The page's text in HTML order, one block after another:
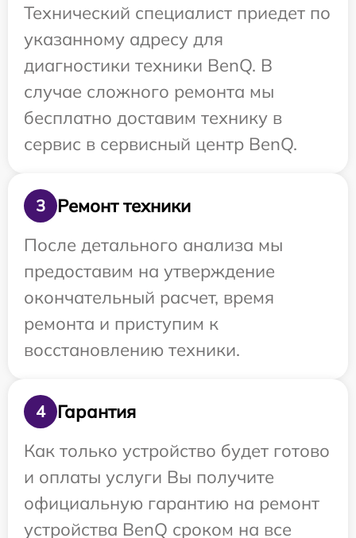
Технический специалист приедет по
указанному адресу для
диагностики техники BenQ. В
случае сложного ремонта мы
бесплатно доставим технику в
сервис в сервисный центр BenQ.
3
Ремонт техники
После детального анализа мы
предоставим на утверждение
окончательный расчет, время
ремонта и приступим к
восстановлению техники.
4
Гарантия
Как только устройство будет готово
и оплаты услуги Вы получите
официальную гарантию на ремонт
устройства BenQ сроком на все